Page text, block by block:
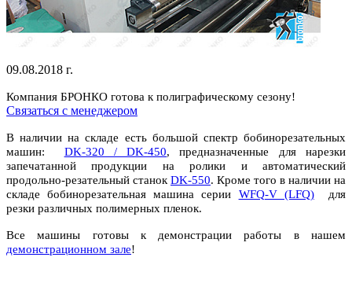
09.08.2018 г.
Компания БРОНКО готова к полиграфическому сезону!
Связаться с менеджером
В наличии на складе есть большой спектр бобинорезательных
машин: DK-320 / DK-450,предназначенные для нарезки
запечатанной продукции на ролики и автоматический
продольно-резательный станок DK-550. Кроме того в наличии на
складе бобинорезательная машина серии WFQ-V (LFQ)для
резки различных полимерных пленок.
Все машины готовы к демонстрации работы в нашем
демонстрационном зале!